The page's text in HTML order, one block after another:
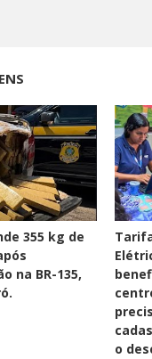
355 kg de
na BR-135,
o